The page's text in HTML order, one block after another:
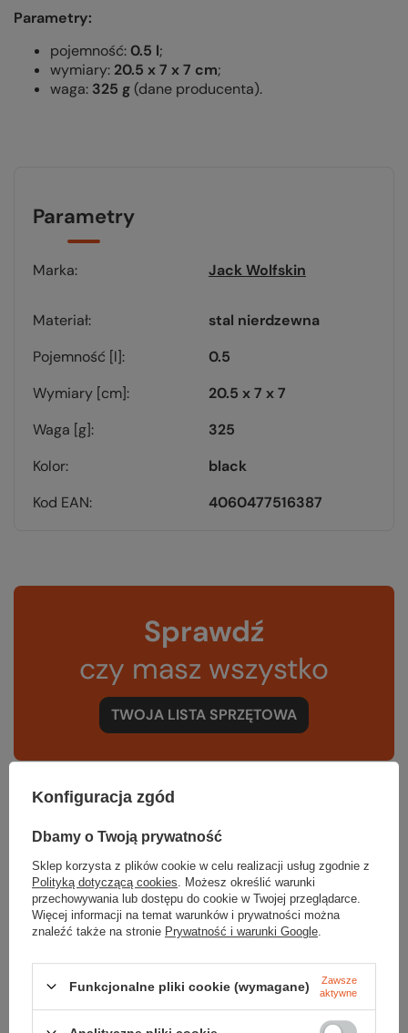
Parametry:
pojemność:0.5 l;
wymiary: 20.5 x 7 x 7 cm;
waga: 325 g(dane producenta).
Parametry
Marka Jack Wolfskin
Materiał
stal nierdzewna
Pojemność [l]
0.5
Wymiary [cm]
20.5 x 7 x 7
Waga [g]
325
Kolor
black
Kod EAN
4060477516387
Sprawdź
czy masz wszystko
TWOJA LISTA SPRZĘTOWA
Gwarancja
RĘKOJMIA 24 M-CE
Na sprzedawane produkty udzielana jest 24-miesięczna rękojmia na
podstawie ustawy z dnia 30 maja 2014r. o prawach konsumenta.
PODMIOT ODPOWIEDZIALNY ZA TEN PRODUKT NA TERENIE UE
Jack Wolfskin Ausrüstung für Draussen GmbH & Co. KGaA Więcej
Konfiguracja zgód
Dbamy o Twoją prywatność
Sklep korzysta z plików cookie w celu realizacji usług zgodnie z
Polityką dotyczącą cookies . Możesz określić warunki
przechowywania lub dostępu do cookie w Twojej przeglądarce.
Więcej informacji na temat warunków i prywatności można
znaleźć także na stronie Prywatność i warunki Google
Funkcjonalne pliki cookie (wymagane)
Zawsze
aktywne